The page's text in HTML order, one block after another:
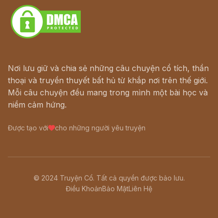
Nơi lưu giữ và chia sẻ những câu chuyện cổ tích, thần
thoại và truyền thuyết bất hủ từ khắp nơi trên thế giới.
Mỗi câu chuyện đều mang trong mình một bài học và
niềm cảm hứng.
Được tạo với cho những người yêu truyện
© 2024 Truyện Cổ. Tất cả quyền được bảo lưu.
Điều KhoảnBảo MậtLiên Hệ